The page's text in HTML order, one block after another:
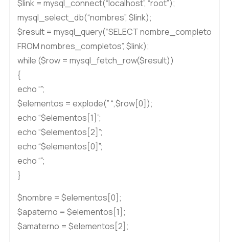
$link = mysql_connect(“localhost”, “root”);
mysql_select_db(“nombres”, $link);
$result = mysql_query(“SELECT nombre_completo
FROM nombres_completos”, $link);
while ($row = mysql_fetch_row($result))
{
echo “”;
$elementos = explode(” “,$row[0]);
echo “$elementos[1]”;
echo “$elementos[2]”;
echo “$elementos[0]”;
echo “”;
}
$nombre = $elementos[0];
$apaterno = $elementos[1];
$amaterno = $elementos[2];